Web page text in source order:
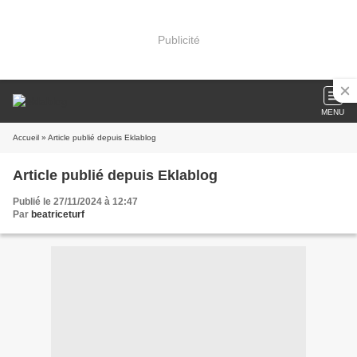
Publicité
MENU
Accueil » Article publié depuis Eklablog
Article publié depuis Eklablog
Publié le 27/11/2024 à 12:47
Par beatriceturf